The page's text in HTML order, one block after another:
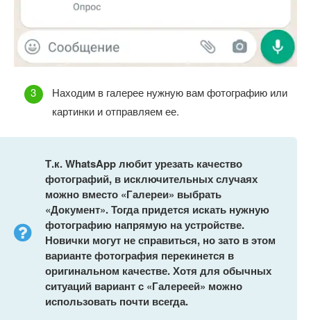
Находим в галерее нужную вам фотографию или
картинки и отправляем ее.
Т.к.WhatsApp любит урезать качество
фотографий, в исключительных случаях
можно вместо «Галереи» выбрать
«Документ». Тогда придется искать нужную
фотографию напрямую на устройстве.
Новички могут не справиться, но зато в этом
варианте фотография перекинется в
оригинальном качестве. Хотя для обычных
ситуаций вариант с «Галереей» можно
использовать почти всегда.